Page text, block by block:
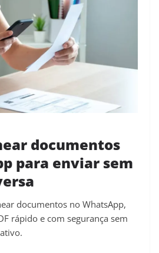
documentos
para enviar sem
documentos no WhatsApp,
rápido e com segurança sem